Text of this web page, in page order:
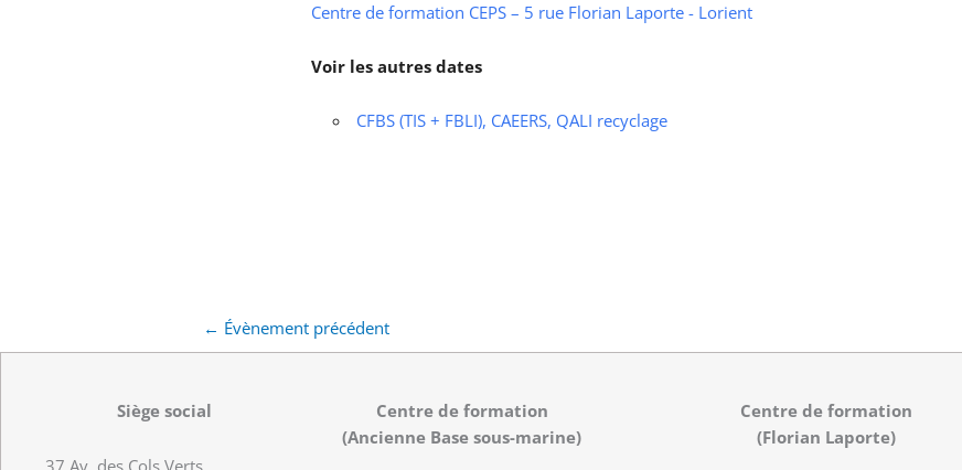
Centre de formation CEPS – 5 rue Florian Laporte - Lorient
Voir les autres dates
CFBS (TIS + FBLI), CAEERS, QALI recyclage
← Évènement précédent
Siège social
Centre de formation
(Ancienne Base sous-marine)
Centre de formation
(Florian Laporte)